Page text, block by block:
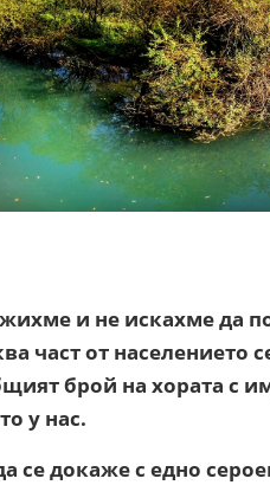
и не искахме да
част от населението
брой на хората с
у нас.
се докаже с едно